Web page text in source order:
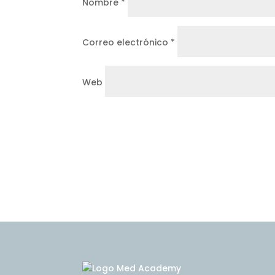
Nombre *
Correo electrónico *
Web